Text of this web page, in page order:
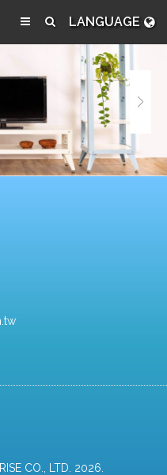
LANGUAGE
CO., LTD. 2026.